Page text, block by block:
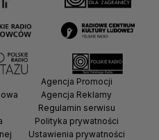
Agencja Promocji
Agencja Reklamy
Regulamin serwisu
Polityka prywatności
Ustawienia prywatności